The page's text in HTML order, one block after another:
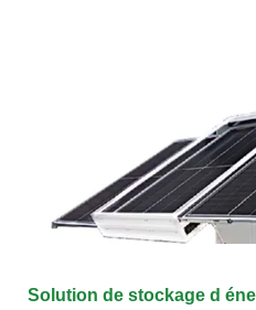
Solution de stockage d